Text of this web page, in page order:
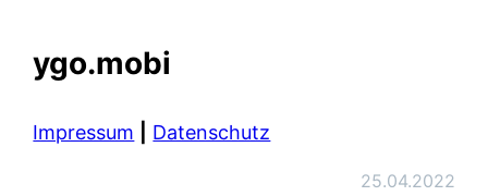
ygo.mobi
Impressum Datenschutz
25.04.2022